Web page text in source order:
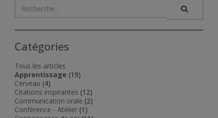
Catégories
Tous les articles
Apprentissage (19)
Cerveau (4)
Citations inspirantes (12)
Communication orale (2)
Conférence - Atelier (1)